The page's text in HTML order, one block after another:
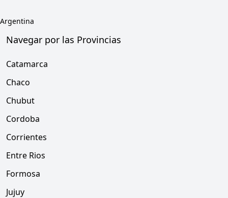
Argentina
Navegar por las Provincias
Catamarca
Chaco
Chubut
Cordoba
Corrientes
Entre Rios
Formosa
Jujuy